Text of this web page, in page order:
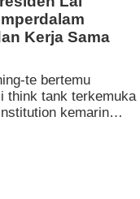
Kerja Sama
te bertemu
think tank terkemuka
kemarin
pertama-tama